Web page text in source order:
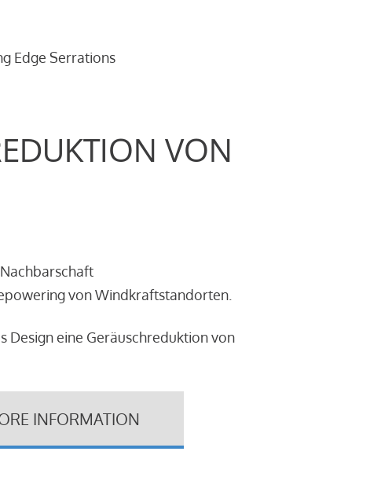
Edge Serrations
VON
von Windkraftstandorten.
Design eine Geräuschreduktion von
INFORMATION